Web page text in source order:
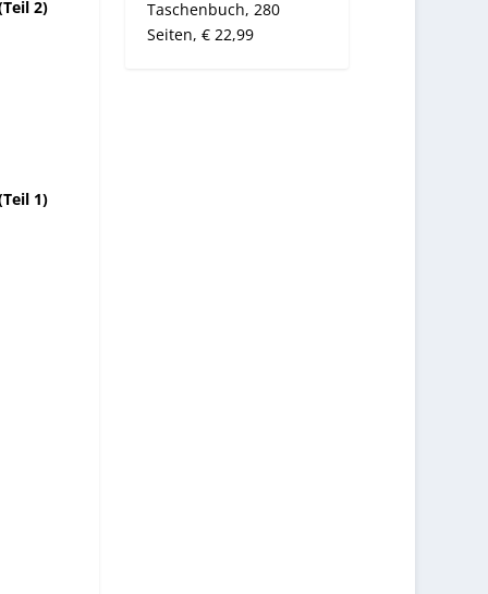
2)
1)
Taschenbuch, 280
Seiten, € 22,99